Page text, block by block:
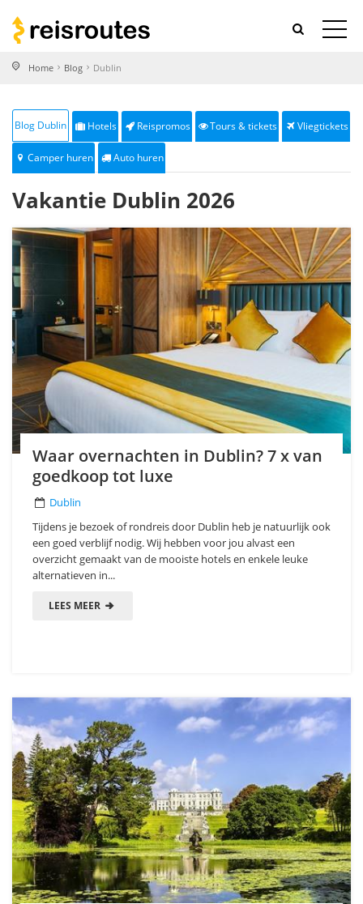
Home Blog Dublin
Blog Dublin Hotels Reispromos Tours & tickets Vliegtickets
Camper huren Auto huren
Vakantie Dublin 2026
Waar overnachten in Dublin? 7 x van
goedkoop tot luxe
Dublin
Tijdens je bezoek of rondreis door Dublin heb je natuurlijk ook
een goed verblijf nodig. Wij hebben voor jou alvast een
overzicht gemaakt van de mooiste hotels en enkele leuke
alternatieven in...
LEES MEER